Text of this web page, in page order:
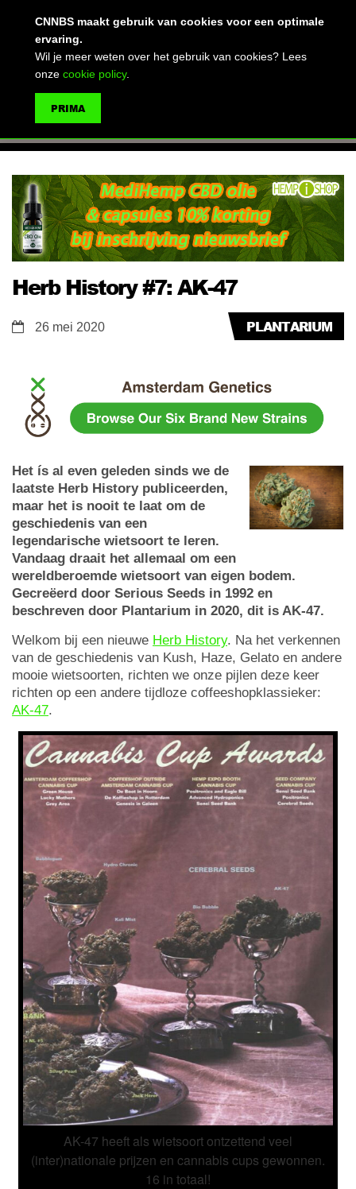
Herb History #7: AK-47
PLANTARIUM
26 mei 2020
Het ís al even geleden sinds we de
laatste Herb History publiceerden,
maar het is nooit te laat om de
geschiedenis van een
legendarische wietsoort te leren.
Vandaag draait het allemaal om een
wereldberoemde wietsoort van eigen bodem.
Gecreëerd door Serious Seeds in 1992 en
beschreven door Plantarium in 2020, dit is AK-47.
Welkom bij een nieuwe Herb History. Na het verkennen
van de geschiedenis van Kush, Haze, Gelato en andere
mooie wietsoorten, richten we onze pijlen deze keer
richten op een andere tijdloze coffeeshopklassieker:
AK-47.
AK-47 heeft als wietsoort ontzettend veel
(inter)nationale prijzen en cannabis cups gewonnen.
16 in totaal!
CNNBS maakt gebruik van cookies voor een optimale
ervaring.
Wil je meer weten over het gebruik van cookies? Lees
onze cookie policy.
PRIMA